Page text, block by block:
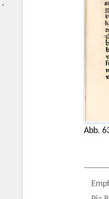
·
Abb.